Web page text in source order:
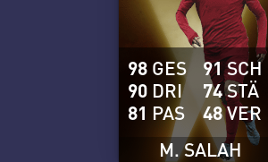
M. SALAH
98 GES
90 DRI
81 PAS
91SCH
74STÄ
48VER